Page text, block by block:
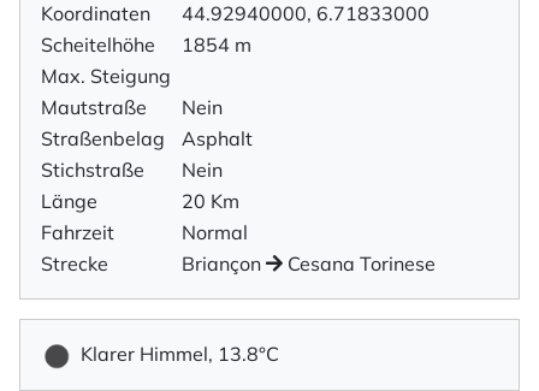
Koordinaten
44.92940000, 6.71833000
Scheitelhöhe
1854 m
Max. Steigung
Mautstraße
Nein
Straßenbelag
Asphalt
Stichstraße
Nein
Länge
20 Km
Fahrzeit
Normal
Strecke
Briançon Cesana Torinese
Klarer Himmel, 13.8°C